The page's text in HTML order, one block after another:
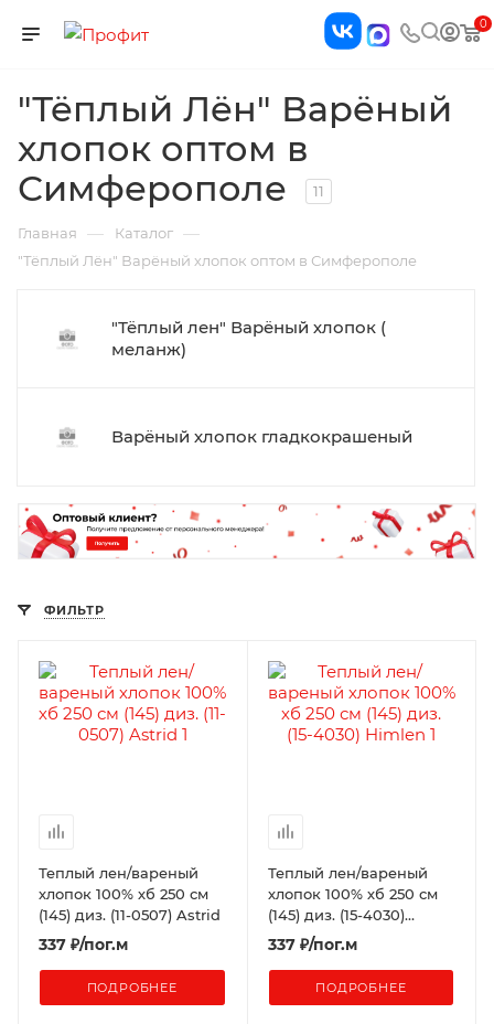
0
"Тёплый Лён" Варёный
хлопок оптом в
Симферополе
11
Главная — Каталог —
"Тёплый Лён" Варёный хлопок оптом в Симферополе
"Тёплый лен" Варёный хлопок (
меланж)
Варёный хлопок гладкокрашеный
ФИЛЬТР
Теплый лен/вареный
хлопок 100% хб 250 см
(145) диз. (11-0507) Astrid
337 ₽/пог.м
ПОДРОБНЕЕ
Теплый лен/вареный
хлопок 100% хб 250 см
(145) диз. (15-4030)
Himlen
337₽/пог.м
ПОДРОБНЕЕ